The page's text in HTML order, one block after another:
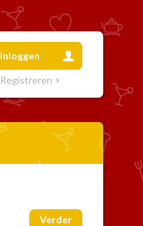
Inloggen
Registreren
Verder